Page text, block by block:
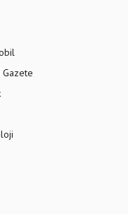
Gazete